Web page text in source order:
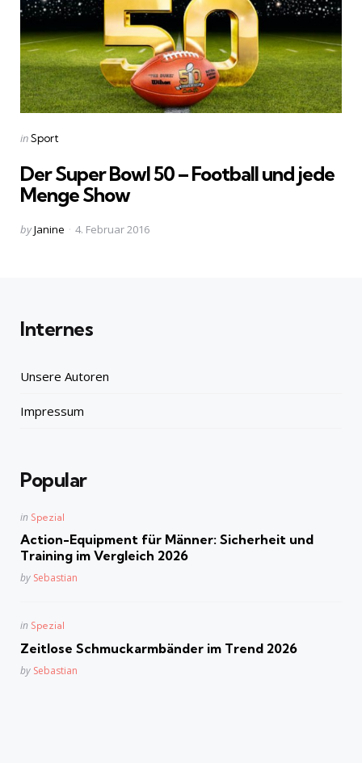
Categories
Posted
inSport
Der Super Bowl 50 – Football und jede
Menge Show
Posted
byJanine 4. Februar 2016
Internes
Unsere Autoren
Impressum
Popular
Posted
in Spezial
Action-Equipment für Männer: Sicherheit und
Training im Vergleich 2026
Posted
by Sebastian
Posted
in Spezial
Zeitlose Schmuckarmbänder im Trend 2026
Posted
by Sebastian